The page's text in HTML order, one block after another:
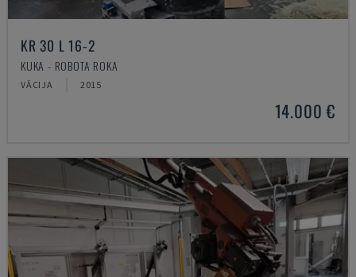
KR 30 L 16-2
KUKA - ROBOTA ROKA
VĀCIJA 2015
14.000 €